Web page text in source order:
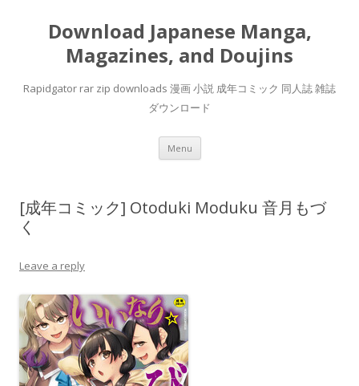
Download Japanese Manga,
Magazines, and Doujins
Rapidgator rar zip downloads 漫画 小説 成年コミック 同人誌 雑誌
ダウンロード
Menu Skip
content
[成年コミック] Otoduki Moduku 音月もづ
く
Leave a reply